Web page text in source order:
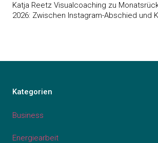
Katja Reetz Visualcoaching zu
2026: Zwischen Instagram-Abschied und
Kategorien
Business
Energiearbeit